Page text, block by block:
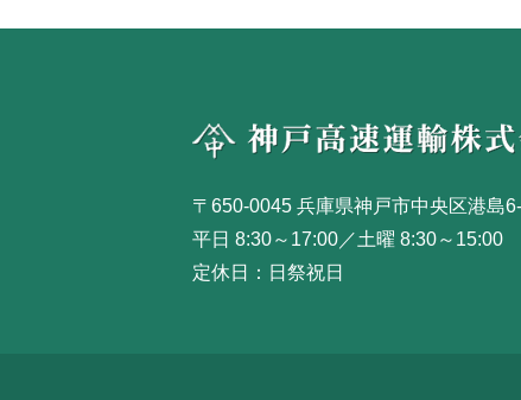
〒650-0045 兵庫県神戸市中央区港島
平日 8:30～17:00／土曜 8:30～15:00
定休日：日祭祝日